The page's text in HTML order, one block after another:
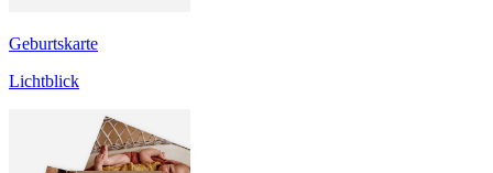
Geburtskarte
Lichtblick